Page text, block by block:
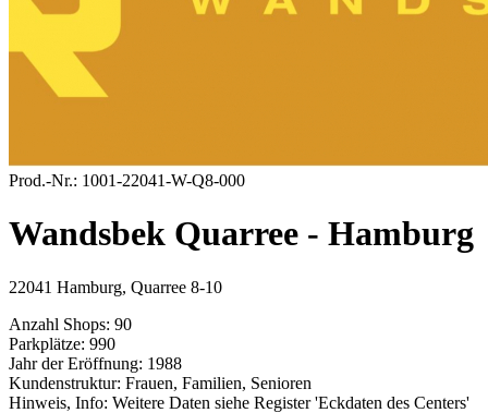
Prod.-Nr.: 1001-22041-W-Q8-000
Wandsbek Quarree - Hamburg
22041 Hamburg, Quarree 8-10
Anzahl Shops: 90
Parkplätze: 990
Jahr der Eröffnung: 1988
Kundenstruktur: Frauen, Familien, Senioren
Hinweis, Info: Weitere Daten siehe Register 'Eckdaten des Centers'